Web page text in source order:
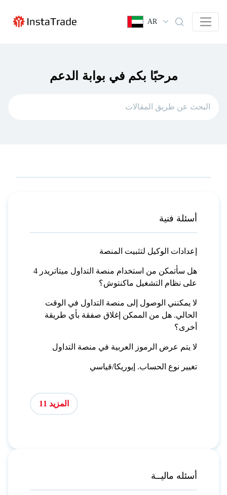
AR
مرحبًا بكم في بوابة الدعم
أسئلة فنية
إعدادات الوكيل لتثبيت المنصة
هل سأتمكن من استخدام منصة التداول ميتاتريدر 4
على نظام التشغيل ماكنتوش؟
لا يمكنني الوصول إلى منصة التداول في الوقت
الحالي. هل من الممكن إغلاق صفقة بأي طريقة
أخرى؟
لا يتم عرض الرموز العربية في منصة التداول
تغيير نوع الحساب. إيوريكا/قياسي
المزيد 11
أسئله ماليــة